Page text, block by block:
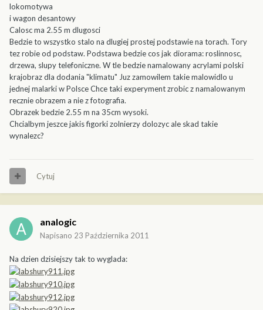
lokomotywa
i wagon desantowy
Calosc ma 2.55 m dlugosci
Bedzie to wszystko stalo na dlugiej prostej podstawie na torach. Tory
tez robie od podstaw. Podstawa bedzie cos jak diorama: roslinnosc,
drzewa, slupy telefoniczne. W tle bedzie namalowany acrylami polski
krajobraz dla dodania "klimatu" Juz zamowilem takie malowidlo u
jednej malarki w Polsce Chce taki experyment zrobic z namalowanym
recznie obrazem a nie z fotografia.
Obrazek bedzie 2.55 m na 35cm wysoki.
Chcialbym jeszce jakis figorki zolnierzy dolozyc ale skad takie
wynalezc?
Cytuj
analogic
Napisano 23 Października 2011
Na dzien dzisiejszy tak to wyglada: